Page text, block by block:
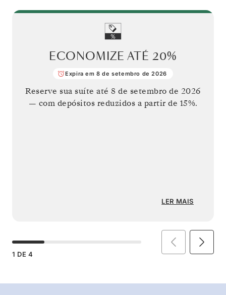
ECONOMIZE ATÉ 20%
Expira em 8 de setembro de 2026
Reserve sua suíte até8 de setembro de 2026
— com depósitos reduzidos a partir de 15%.
LER MAIS
1 DE 4